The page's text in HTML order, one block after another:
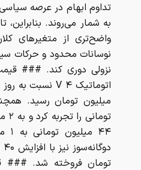
تداوم ابهام در عرصه
به شمار می‌روند.
واضح‌تری از متغیرهای
نوسانات محدود و حرکات
نزولی دوری کند. ###
تومان فروخته شد. ###